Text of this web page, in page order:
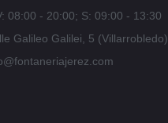
08:00 - 20:00; S: 09:00 - 13:30
Galileo Galilei, 5 (Villarrobledo)